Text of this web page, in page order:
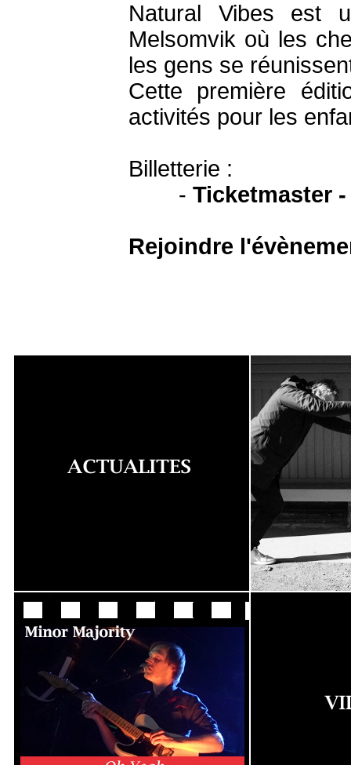
Natural Vibes est
Melsomvik où les
les gens se
Cette première
activités pour les
Billetterie :
- Ticketmaster
Rejoindre